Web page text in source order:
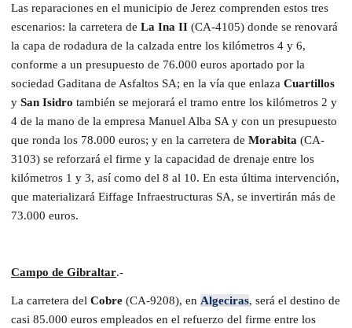
Las reparaciones en el municipio de Jerez comprenden estos tres
escenarios: la carretera de La Ina II (CA-4105) donde se renovará
la capa de rodadura de la calzada entre los kilómetros 4 y 6,
conforme a un presupuesto de 76.000 euros aportado por la
sociedad Gaditana de Asfaltos SA; en la vía que enlaza Cuartillos
y San Isidro también se mejorará el tramo entre los kilómetros 2 y
4 de la mano de la empresa Manuel Alba SA y con un presupuesto
que ronda los 78.000 euros; y en la carretera de Morabita (CA-
3103) se reforzará el firme y la capacidad de drenaje entre los
kilómetros 1 y 3, así como del 8 al 10. En esta última intervención,
que materializará Eiffage Infraestructuras SA, se invertirán más de
73.000 euros.
Campo de Gibraltar.-
La carretera del Cobre (CA-9208), en Algeciras, será el destino de
casi 85.000 euros empleados en el refuerzo del firme entre los